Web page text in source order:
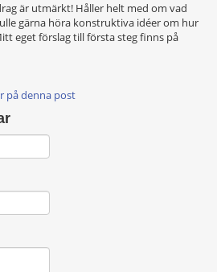
är utmärkt! Håller helt med om vad
gärna höra konstruktiva idéer om hur
eget förslag till första steg finns på
på denna post